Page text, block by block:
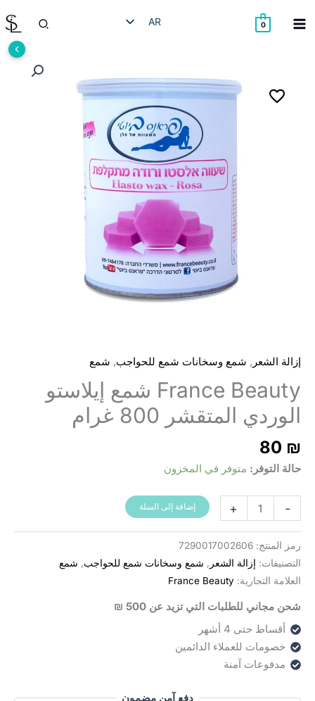
إلى
0
AR
RU
البحث
إزالة الشعر , شمع وسخانات شمع للحواجب, شمع
France Beauty شمع إيلاستو
الوردي المتقشر 800 غرام
80 ₪
حالة التوفر: متوفر في المخزون
-
France
Beauty
שעווה
מתקלפת
ורודה
(800
גרם)
+ إضافة إلى السلة
رمز المنتج: 7290017002606
التصنيفات: إزالة الشعر , شمع وسخانات شمع للحواجب, شمع
العلامة التجارية: France Beauty
شحن مجاني للطلبات التي تزيد عن 500 ₪
أقساط حتى 4 أشهر
خصومات للعملاء الدائمين
مدفوعات آمنة
دفع آمن مضمون